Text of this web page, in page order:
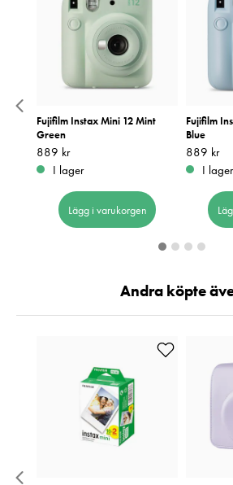
Fujifilm Instax Mini 12 Mint
Green
Pris: 889 kr
889 kr
I lager
Lägg i varukorgen
Fujifilm
Blue
Pris: 889 kr
889 kr
I lager
Andra köpte